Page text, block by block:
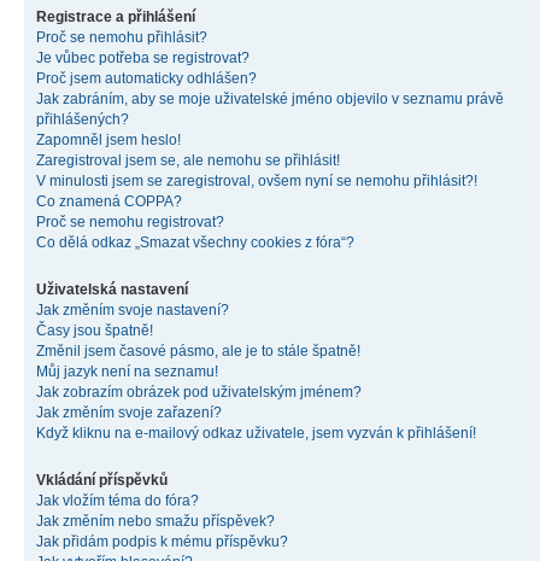
Registrace a přihlášení
Proč se nemohu přihlásit?
Je vůbec potřeba se registrovat?
Proč jsem automaticky odhlášen?
Jak zabráním, aby se moje uživatelské jméno objevilo v seznamu právě
přihlášených?
Zapomněl jsem heslo!
Zaregistroval jsem se, ale nemohu se přihlásit!
V minulosti jsem se zaregistroval, ovšem nyní se nemohu přihlásit?!
Co znamená COPPA?
Proč se nemohu registrovat?
Co dělá odkaz „Smazat všechny cookies z fóra“?
Uživatelská nastavení
Jak změním svoje nastavení?
Časy jsou špatně!
Změnil jsem časové pásmo, ale je to stále špatně!
Můj jazyk není na seznamu!
Jak zobrazím obrázek pod uživatelským jménem?
Jak změním svoje zařazení?
Když kliknu na e-mailový odkaz uživatele, jsem vyzván k přihlášení!
Vkládání příspěvků
Jak vložím téma do fóra?
Jak změním nebo smažu příspěvek?
Jak přidám podpis k mému příspěvku?